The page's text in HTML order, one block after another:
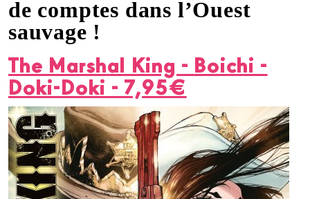
de comptes dans l’Ouest
sauvage !
The Marshal King - Boichi -
Doki-Doki - 7,95€